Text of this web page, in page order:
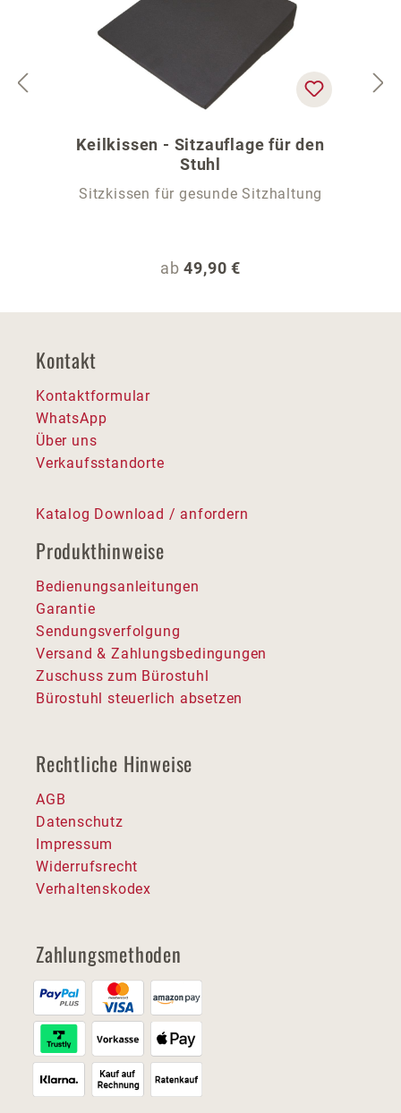
Keilkissen - Sitzauflage für den
Stuhl
Sitzkissen für gesunde Sitzhaltung
Regulärer Preis:
ab49,90 €
Kontakt
Kontaktformular
WhatsApp
Über uns
Verkaufsstandorte
Katalog Download / anfordern
Produkthinweise
Bedienungsanleitungen
Garantie
Sendungsverfolgung
Versand & Zahlungsbedingungen
Zuschuss zum Bürostuhl
Bürostuhl steuerlich absetzen
Rechtliche Hinweise
AGB
Datenschutz
Impressum
Widerrufsrecht
Verhaltenskodex
Zahlungsmethoden